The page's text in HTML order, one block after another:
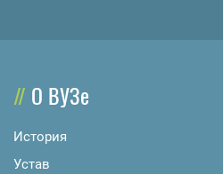
О ВУЗе
История
Устав